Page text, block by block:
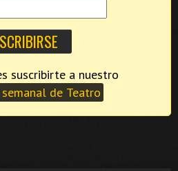
de Teatro